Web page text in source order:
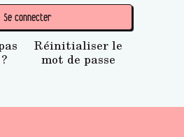
Se connecter
Réinitialiser le
mot de passe